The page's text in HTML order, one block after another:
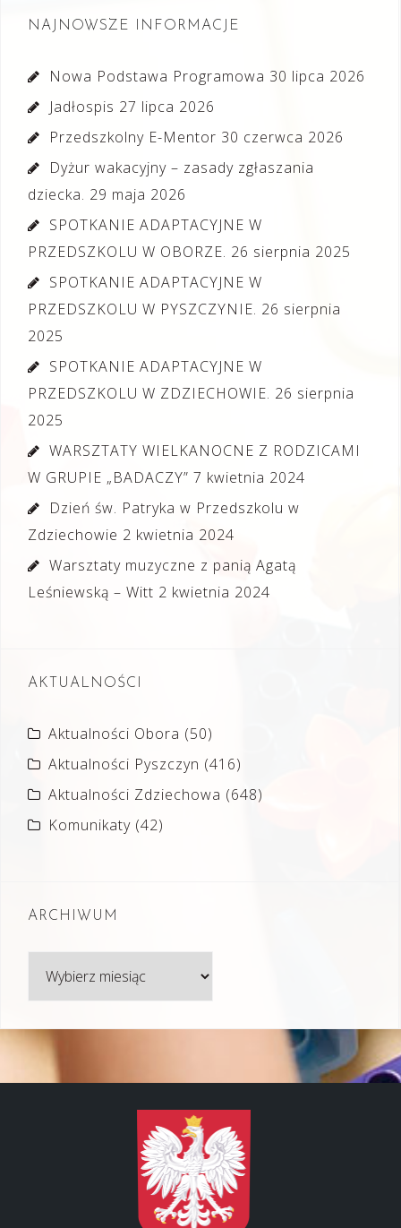
NAJNOWSZE INFORMACJE
Nowa Podstawa Programowa 30 lipca 2026
Jadłospis 27 lipca 2026
Przedszkolny E-Mentor 30 czerwca 2026
Dyżur wakacyjny – zasady zgłaszania
dziecka. 29 maja 2026
SPOTKANIE ADAPTACYJNE W
PRZEDSZKOLU W OBORZE. 26 sierpnia 2025
SPOTKANIE ADAPTACYJNE W
PRZEDSZKOLU W PYSZCZYNIE. 26 sierpnia
2025
SPOTKANIE ADAPTACYJNE W
PRZEDSZKOLU W ZDZIECHOWIE. 26 sierpnia
2025
WARSZTATY WIELKANOCNE Z RODZICAMI
W GRUPIE „BADACZY” 7 kwietnia 2024
Dzień św. Patryka w Przedszkolu w
Zdziechowie 2 kwietnia 2024
Warsztaty muzyczne z panią Agatą
Leśniewską – Witt 2 kwietnia 2024
AKTUALNOŚCI
Aktualności Obora (50)
Aktualności Pyszczyn (416)
Aktualności Zdziechowa (648)
Komunikaty (42)
ARCHIWUM